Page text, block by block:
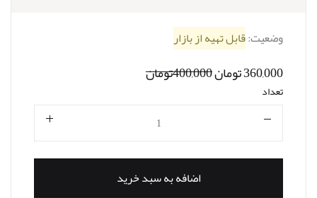
وضعیت:قابل تهیه از بازار
360,000 تومان 400,000تومان
تعداد
اضافه به سبد خرید